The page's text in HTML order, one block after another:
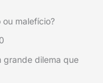
malefício?
grande dilema que